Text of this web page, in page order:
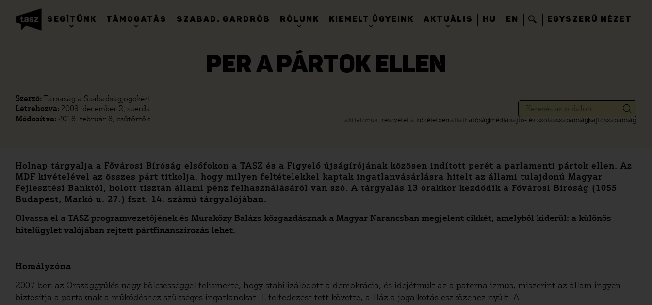
SEGÍTÜNK TÁMOGATÁS SZABAD. GARDRÓB RÓLUNK KIEMELT ÜGYEINK AKTUÁLIS HU EN EGYSZERŰ NÉZET
PER A PÁRTOK ELLEN
Szerző: Társaság a Szabadságjogokért
Létrehozva: 2009. december 2, szerda
Módosítva: 2018. február 8, csütörtök aktivizmus, részvétel a közéletbenátláthatóságmédiasajtó- és szólásszabadságsajtószabadság
Holnap tárgyalja a Fővárosi Bíróság elsőfokon a TASZ és a Figyelő újságírójának közösen indított perét a parlamenti pártok ellen. Az
MDF kivételével az összes párt titkolja, hogy milyen feltételekkel kaptak ingatlanvásárlásra hitelt az állami tulajdonú Magyar
Fejlesztési Banktól, holott tisztán állami pénz felhasználásáról van szó. A tárgyalás 13 órakkor kezdődik a Fővárosi Bíróság (1055
Budapest, Markó u. 27.) fszt. 14. számú tárgyalójában.
Olvassa el a TASZ programvezetőjének és Muraközy Balázs közgazdásznak a Magyar Narancsban megjelent cikkét, amelyből kiderül: a különös
hitelügylet valójában rejtett pártfinanszírozás lehet.
Homályzóna
2007-ben az Országgyűlés nagy bölcsességgel felismerte, hogy stabilizálódott a demokrácia, és idejétmúlt az a paternalizmus, miszerint az állam ingyen
biztosítja a pártoknak a működéshez szükséges ingatlanokat. E felfedezést tett követte, a Ház a jogalkotás eszközéhez nyúlt. A